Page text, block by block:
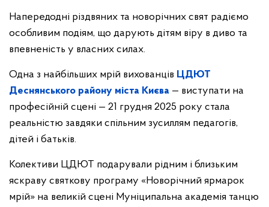
Напередодні різдвяних та новорічних свят радіємо
особливим подіям, що дарують дітям віру в диво та
впевненість у власних силах.
Одна з найбільших мрій вихованців ЦДЮТ
Деснянського району міста Києва — виступати на
професійній сцені — 21 грудня 2025 року стала
реальністю завдяки спільним зусиллям педагогів,
дітей і батьків.
Колективи ЦДЮТ подарували рідним і близьким
яскраву святкову програму «Новорічний ярмарок
мрій» на великій сцені Муніципальна академія танцю